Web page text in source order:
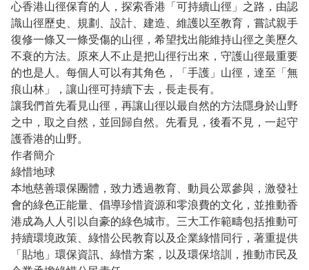
心香港山徑保育的人，探索香港「可持續山徑」之路，由認
識山徑歷史、規劃、設計、建造、維護以至教育，嘗試親手
復修一條又一條受傷的山徑，希望找出能維持山徑之美歷久
不衰的方法。原來人不止是把山徑行出來，守護山徑最重要
的也是人。每個人可以有其角色，「手護」山徑，達至「無
痕山林」，讓山徑可持續下去，長走長有。
讓我們首先看見山徑，再讓山徑以最自然的方法隱身於山野
之中，取之自然，並回歸自然。先看見，後看不見，一起守
護香港的山野。
作者簡介
綠惜地球
本地慈善環保團體，致力透過教育、動員公眾參與，激發社
會的綠色正能量、倡導珍惜資源和零浪費的文化，並推動香
港成為人人引以自豪的綠色城市。三大工作範疇包括推動可
持續環境政策、綠惜公民教育以及企業綠惜同行，著重提供
「貼地」環保資訊、綠惜方案，以及環保培訓，推動市民及